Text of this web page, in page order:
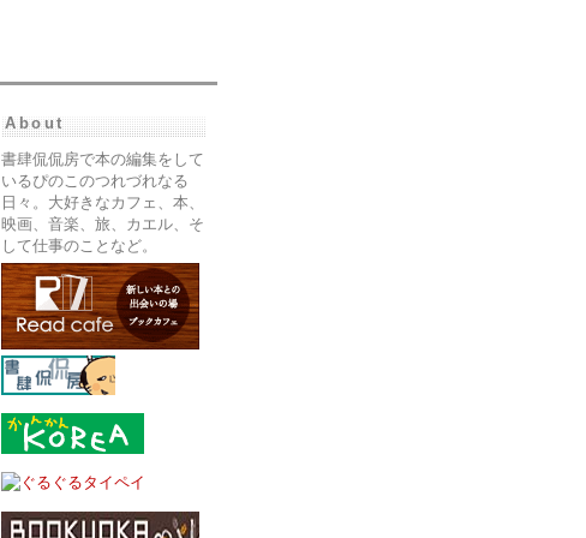
About
書肆侃侃房で本の編集をして
いるぴのこのつれづれなる
日々。大好きなカフェ、本、
映画、音楽、旅、カエル、そ
して仕事のことなど。